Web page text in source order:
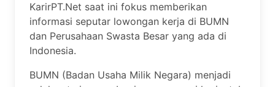
KarirPT.Net saat ini fokus memberikan
informasi seputar lowongan kerja di BUMN
dan Perusahaan Swasta Besar yang ada di
Indonesia.
BUMN (Badan Usaha Milik Negara) menjadi